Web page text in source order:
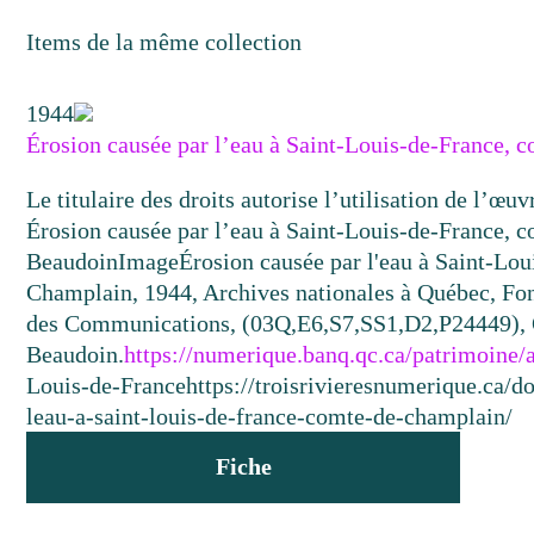
Items de la même collection
1944
Érosion causée par l’eau à Saint-Louis-de-France,
Le titulaire des droits autorise l’utilisation de
Érosion causée par l’eau à Saint-Louis-de-France,
BeaudoinImageÉrosion causée par l'eau à Saint-
Champlain, 1944, Archives nationales à Québec,
des Communications, (03Q,E6,S7,SS1,D2,P24449),
Beaudoin.https://numerique.banq.qc.ca/patrimoine/
Louis-de-Francehttps://troisrivieresnumerique.ca/
leau-a-saint-louis-de-france-comte-de-champlain/
Fiche